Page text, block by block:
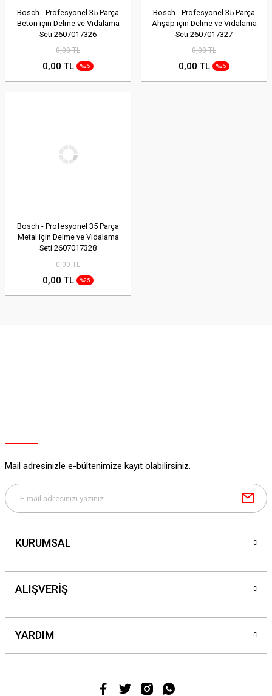
Bosch - Profesyonel 35 Parça
Beton için Delme ve Vidalama
Seti 2607017326
0,00 TL
0,00 TL %25
Bosch - Profesyonel 35 Parça
Ahşap için Delme ve Vidalama
Seti 2607017327
0,00 TL
0,00 TL %25
Bosch - Profesyonel 35 Parça
Metal için Delme ve Vidalama
Seti 2607017328
0,00 TL
0,00 TL %25
Mail adresinizle e-bültenimize kayıt olabilirsiniz.
KURUMSAL
ALIŞVERİŞ
YARDIM